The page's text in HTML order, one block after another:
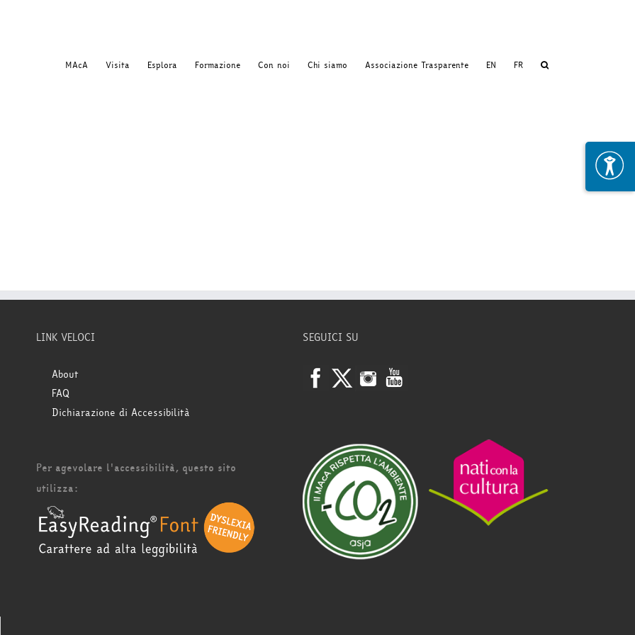
MAcA Visita Esplora Formazione Con noi Chi siamo Associazione Trasparente EN FR
LINK VELOCI
About
FAQ
Dichiarazione di Accessibilità
Per agevolare l'accessibilità, questo sito
utilizza:
SEGUICI SU